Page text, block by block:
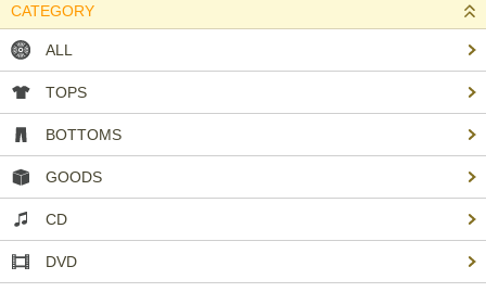
CATEGORY
ALL
TOPS
BOTTOMS
GOODS
CD
DVD